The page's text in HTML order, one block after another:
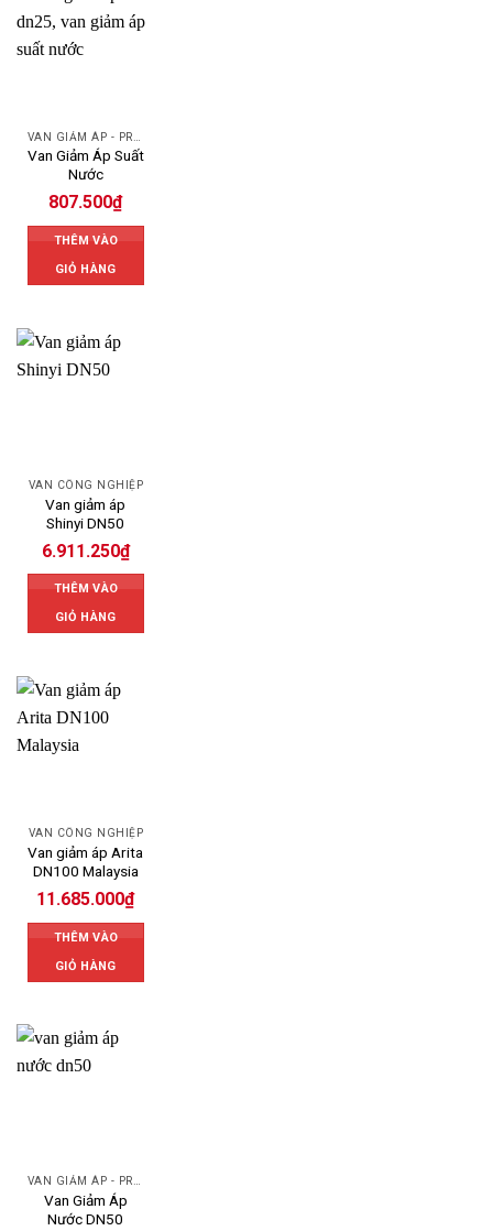
Van Giảm Áp Suất
Nước
807.500₫
THÊM VÀO
GIỎ HÀNG
VAN CÔNG NGHIỆP
Van giảm áp
Shinyi DN50
6.911.250₫
THÊM VÀO
GIỎ HÀNG
VAN CÔNG NGHIỆP
Van giảm áp Arita
DN100 Malaysia
11.685.000₫
THÊM VÀO
GIỎ HÀNG
Van Giảm Áp
Nước DN50